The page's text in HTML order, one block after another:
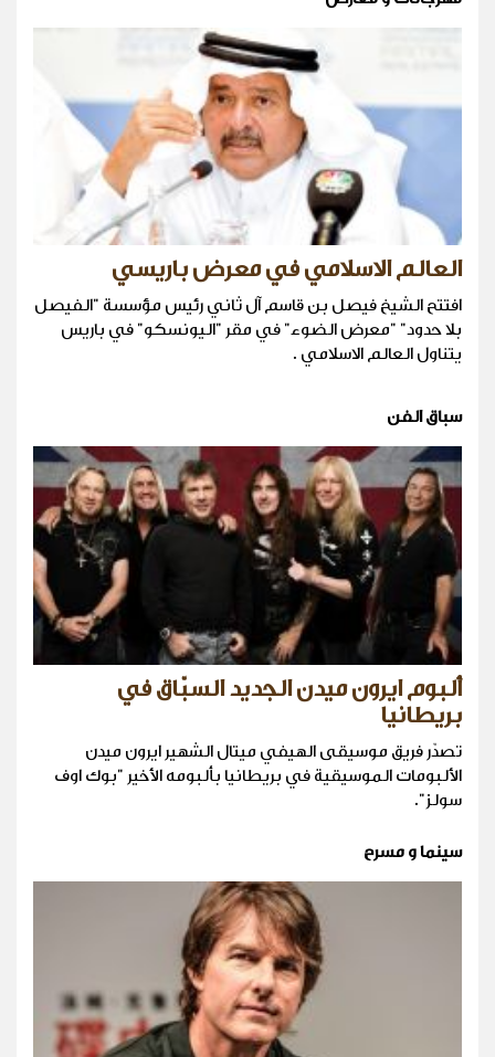
العالم الاسلامي في معرض باريسي
افتتح الشيخ فيصل بن قاسم آل ثاني رئيس مؤسسة "الفيصل
بلا حدود" "معرض الضوء" في مقر "اليونسكو" في باريس
يتناول العالم الاسلامي .
سباق الفن
ألبوم ايرون ميدن الجديد السبّاق في
بريطانيا
تصدّر فريق موسيقى الهيفي ميتال الشهير ايرون ميدن
الألبومات الموسيقية في بريطانيا بألبومه الأخير "بوك اوف
سولز".
سينما و مسرح